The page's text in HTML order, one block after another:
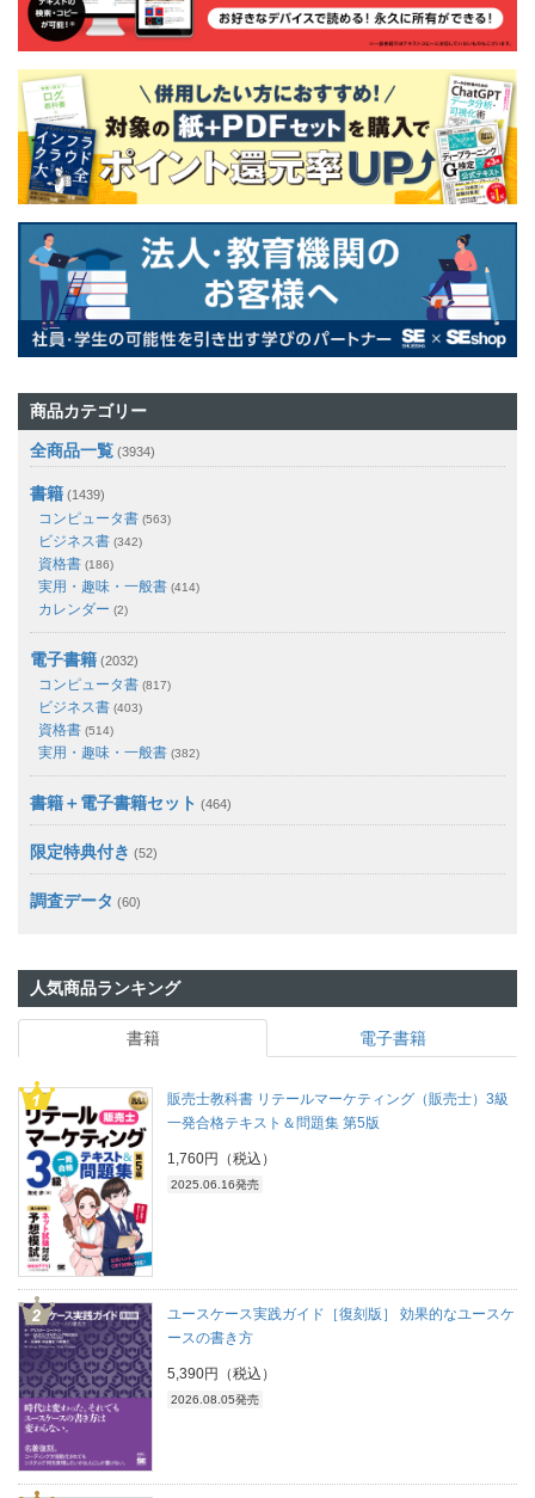
商品カテゴリー
全商品一覧 (3934)
書籍 (1439)
コンピュータ書 (563)
ビジネス書 (342)
資格書 (186)
実用・趣味・一般書 (414)
カレンダー (2)
電子書籍 (2032)
コンピュータ書 (817)
ビジネス書 (403)
資格書 (514)
実用・趣味・一般書 (382)
書籍＋電子書籍セット (464)
限定特典付き (52)
調査データ (60)
人気商品ランキング
書籍 電子書籍
販売士教科書 リテールマーケティング（販売士）3級
一発合格テキスト＆問題集 第5版
1,760円（税込）
2025.06.16発売
ユースケース実践ガイド［復刻版］ 効果的なユースケ
ースの書き方
5,390円（税込）
2026.08.05発売